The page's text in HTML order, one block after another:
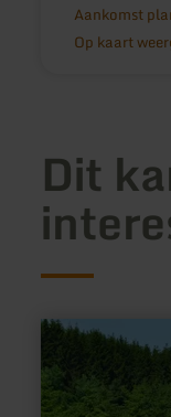
Aankomst
Op kaart
Dit
meer
informatie
over:
Waldcamping
Prüm